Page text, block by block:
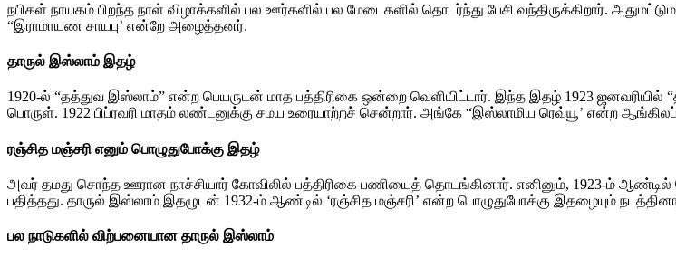
நபிகள் நாயகம் பிறந்த நாள் விழாக்களில் பல ஊர்களில் பல மேடைகளில் தொடர்ந்து பேசி வந்திருக்கிறார்.
“இராமாயண சாயபு’ என்றே அழைத்தனர்.
தாருல் இஸ்லாம் இதழ்
1920-ல் “தத்துவ இஸ்லாம்” என்ற பெயருடன் மாத பத்திரிகை ஒன்றை வெளியிட்டார். இந்த இதழ் 1923 ஜனவரியில்
பொருள். 1922 பிப்ரவரி மாதம் லண்டனுக்கு சமய உரையாற்றச் சென்றார். அங்கே “இஸ்லாமிய ரெவ்யூ’ என்ற ஆங்கிலப்
ரஞ்சித மஞ்சரி எனும் பொழுதுபோக்கு இதழ்
அவர் தமது சொந்த ஊரான நாச்சியார் கோவிலில் பத்திரிகை பணியைத் தொடங்கினார். எனினும், 1923-ம்
பதித்தது. தாருல் இஸ்லாம் இதழுடன் 1932-ம் ஆண்டில் ‘ரஞ்சித மஞ்சரி’ என்ற பொழுதுபோக்கு இதழையும்
பல நாடுகளில் விற்பனையான தாருல் இஸ்லாம்